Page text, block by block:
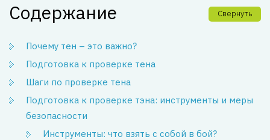
Содержание Свернуть
Почему тен – это важно?
Подготовка к проверке тена
Шаги по проверке тена
Подготовка к проверке тэна: инструменты и меры
безопасности
Инструменты: что взять с собой в бой?